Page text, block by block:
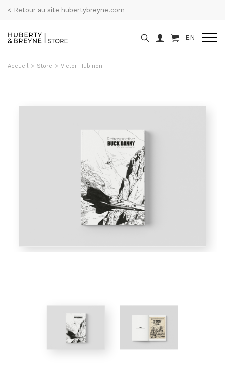
< Retour au site hubertybreyne.com
EN
Accueil > Store > Victor Hubinon -